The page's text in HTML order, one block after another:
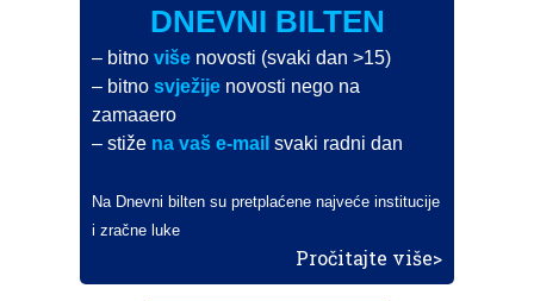
DNEVNI BILTEN
– bitnoviše novosti (svaki dan >15)
– bitnosvježije novosti nego na
zamaaero
– stiže na vaš e-mail svaki radni dan
Na Dnevni bilten su pretplaćene najveće institucije
i zračne luke
Pročitajte više>